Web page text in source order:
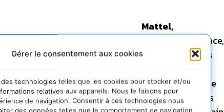
Gérer le consentement aux cookies
technologies telles que les cookies pour stocker et/ou
relatives aux appareils. Nous le faisons pour
de navigation. Consentir à ces technologies nous
des données telles que le comportement de navigation
Mattel,
L’un des principes fondateurs de Greenpeace,
multinationales qui s’attachent à leurs succès
l’environnement. Ces entreprises ont
de nombreux gouvernements. Elles sont à même
tout changement, ou en tous cas d’imposer des